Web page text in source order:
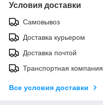
Условия доставки
Самовывоз
Доставка курьером
Доставка почтой
Транспортная компания
Все условия доставки